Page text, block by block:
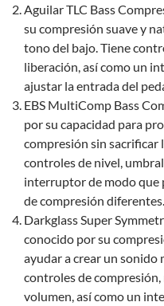
Aguilar TLC Bass
su compresión suave y
tono del bajo. Tiene
liberación, así como un
ajustar la entrada del
EBS MultiComp Bass
por su capacidad para
compresión sin sacrificar
controles de nivel,
interruptor de modo que
de compresión diferentes.
Darkglass Super
conocido por su
ayudar a crear un sonido
controles de
volumen, así como un